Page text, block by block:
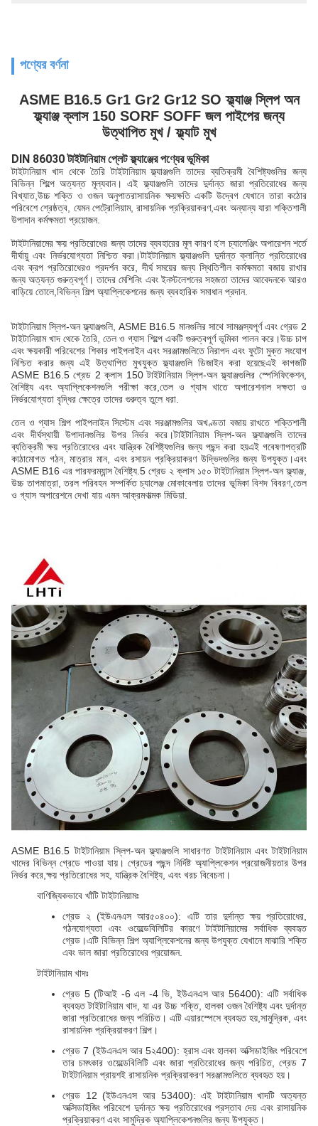
পণ্যের বর্ণনা
ASME B16.5 Gr1 Gr2 Gr12 SO ফ্ল্যাঞ্জ স্লিপ অন
ফ্ল্যাঞ্জ ক্লাস 150 SORF SOFF জল পাইপের জন্য
উত্থাপিত মুখ / ফ্ল্যাট মুখ
DIN 86030 টাইটানিয়াম প্লেট ফ্ল্যাঞ্জের পণ্যের ভূমিকা
টাইটানিয়াম খাদ থেকে তৈরি টাইটানিয়াম ফ্ল্যাঞ্জগুলি তাদের ব্যতিক্রমী বৈশিষ্ট্যগুলির জন্য
বিভিন্ন শিল্পে অত্যন্ত মূল্যবান। এই ফ্ল্যাঞ্জগুলি তাদের দুর্দান্ত জারা প্রতিরোধের জন্য
বিখ্যাত,উচ্চ শক্তি ও ওজন অনুপাতরাসায়নিক ক্ষয়ক্ষতি একটি উদ্বেগ যেখানে তারা কঠোর
পরিবেশে শ্রেষ্ঠত্ব, যেমন পেট্রোলিয়াম, রাসায়নিক প্রক্রিয়াকরণ,এবং অন্যান্য যারা শক্তিশালী
উপাদান কর্মক্ষমতা প্রয়োজন.
টাইটানিয়ামের ক্ষয় প্রতিরোধের জন্য তাদের ব্যবহারের মূল কারণ হ'ল চ্যালেঞ্জিং অপারেশন শর্তে
দীর্ঘায়ু এবং নির্ভরযোগ্যতা নিশ্চিত করা।টাইটানিয়াম ফ্ল্যাঞ্জগুলি দুর্দান্ত ক্লান্তি প্রতিরোধের
এবং ক্রপ প্রতিরোধেরও প্রদর্শন করে, দীর্ঘ সময়ের জন্য স্থিতিশীল কর্মক্ষমতা বজায় রাখার
জন্য অত্যন্ত গুরুত্বপূর্ণ। তাদের মেশিনিং এবং ইনস্টলেশনের সহজতা তাদের আবেদনকে আরও
বাড়িয়ে তোলে,বিভিন্ন শিল্প অ্যাপ্লিকেশনের জন্য ব্যবহারিক সমাধান প্রদান.
টাইটানিয়াম স্লিপ-অন ফ্ল্যাঞ্জগুলি, ASME B16.5 মানগুলির সাথে সামঞ্জস্যপূর্ণ এবং গ্রেড 2
টাইটানিয়াম খাদ থেকে তৈরি, তেল ও গ্যাস শিল্পে একটি গুরুত্বপূর্ণ ভূমিকা পালন করে।উচ্চ চাপ
এবং ক্ষয়কারী পরিবেশের শিকার পাইপলাইন এবং সরঞ্জামগুলিতে নিরাপদ এবং ফুটো মুক্ত সংযোগ
নিশ্চিত করার জন্য এই উত্থাপিত মুখযুক্ত ফ্ল্যাঞ্জগুলি ডিজাইন করা হয়েছেএই কাগজটি
ASME B16.5 গ্রেড 2 ক্লাস 150 টাইটানিয়াম স্লিপ-অন ফ্ল্যাঞ্জগুলির স্পেসিফিকেশন,
বৈশিষ্ট্য এবং অ্যাপ্লিকেশনগুলি পরীক্ষা করে,তেল ও গ্যাস খাতে অপারেশনাল দক্ষতা ও
নির্ভরযোগ্যতা বৃদ্ধির ক্ষেত্রে তাদের গুরুত্ব তুলে ধরা.
তেল ও গ্যাস শিল্প পাইপলাইন সিস্টেম এবং সরঞ্জামগুলির অখণ্ডতা বজায় রাখতে শক্তিশালী
এবং দীর্ঘস্থায়ী উপাদানগুলির উপর নির্ভর করে।টাইটানিয়াম স্লিপ-অন ফ্ল্যাঞ্জগুলি তাদের
ব্যতিক্রমী ক্ষয় প্রতিরোধের এবং যান্ত্রিক বৈশিষ্ট্যগুলির জন্য পছন্দ করা হয়এই গবেষণাপত্রটি
কাঠামোগত গঠন, মাত্রার মান, এবং রসায়ন প্রক্রিয়াকরণ উদ্ভিদগুলির জন্য উপযুক্ত।এবং
ASME B16 এর পারফরম্যান্স বৈশিষ্ট্য.5 গ্রেড ২ ক্লাস ১৫০ টাইটানিয়াম স্লিপ-অন ফ্ল্যাঞ্জ,
উচ্চ তাপমাত্রা, তরল পরিবহন সম্পর্কিত চ্যালেঞ্জ মোকাবেলায় তাদের ভূমিকা বিশদ বিবরণ,তেল
ও গ্যাস অপারেশনে দেখা যায় এমন আক্রমণাত্মক মিডিয়া.
ASME B16.5 টাইটানিয়াম স্লিপ-অন ফ্ল্যাঞ্জগুলি সাধারণত টাইটানিয়াম এবং টাইটানিয়াম
খাদের বিভিন্ন গ্রেডে পাওয়া যায়। গ্রেডের পছন্দ নির্দিষ্ট অ্যাপ্লিকেশন প্রয়োজনীয়তার উপর
নির্ভর করে,ক্ষয় প্রতিরোধের সহ, যান্ত্রিক বৈশিষ্ট্য, এবং খরচ বিবেচনা।
বাণিজ্যিকভাবে খাঁটি টাইটানিয়ামঃ
গ্রেড ২ (ইউএনএস আর৫০৪০০): এটি তার দুর্দান্ত ক্ষয় প্রতিরোধের,
গঠনযোগ্যতা এবং ওয়েল্ডেবিলিটির কারণে টাইটানিয়ামের সর্বাধিক ব্যবহৃত
গ্রেড।এটি বিভিন্ন শিল্প অ্যাপ্লিকেশনের জন্য উপযুক্ত যেখানে মাঝারি শক্তি
এবং ভাল জারা প্রতিরোধের প্রয়োজন.
টাইটানিয়াম খাদঃ
গ্রেড 5 (টিআই -6 এল -4 ভি, ইউএনএস আর 56400): এটি সর্বাধিক
ব্যবহৃত টাইটানিয়াম খাদ, যা এর উচ্চ শক্তি, হালকা ওজন বৈশিষ্ট্য এবং দুর্দান্ত
জারা প্রতিরোধের জন্য পরিচিত। এটি এয়ারস্পেসে ব্যবহৃত হয়,সামুদ্রিক, এবং
রাসায়নিক প্রক্রিয়াকরণ শিল্প।
গ্রেড 7 (ইউএনএস আর 5২400): হ্রাস এবং হালকা অক্সিডাইজিং পরিবেশে
তার চমৎকার ওয়েল্ডেবিলিটি এবং জারা প্রতিরোধের জন্য পরিচিত, গ্রেড 7
টাইটানিয়াম প্রায়শই রাসায়নিক প্রক্রিয়াকরণ সরঞ্জামগুলিতে ব্যবহৃত হয়।
গ্রেড 12 (ইউএনএস আর 53400): এই টাইটানিয়াম খাদটি অত্যন্ত
অক্সিডাইজিং পরিবেশে দুর্দান্ত ক্ষয় প্রতিরোধের প্রস্তাব দেয় এবং রাসায়নিক
প্রক্রিয়াকরণ এবং সামুদ্রিক অ্যাপ্লিকেশনগুলির জন্য উপযুক্ত।